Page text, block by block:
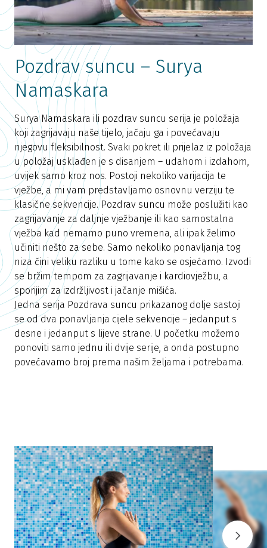
Pozdrav suncu – Surya
Namaskara
Surya Namaskara ili pozdrav suncu serija je položaja
koji zagrijavaju naše tijelo, jačaju ga i povećavaju
njegovu fleksibilnost. Svaki pokret ili prijelaz iz položaja
u položaj usklađen je s disanjem – udahom i izdahom,
uvijek samo kroz nos. Postoji nekoliko varijacija te
vježbe, a mi vam predstavljamo osnovnu verziju te
klasične sekvencije. Pozdrav suncu može poslužiti kao
zagrijavanje za daljnje vježbanje ili kao samostalna
vježba kad nemamo puno vremena, ali ipak želimo
učiniti nešto za sebe. Samo nekoliko ponavljanja tog
niza čini veliku razliku u tome kako se osjećamo. Izvodi
se bržim tempom za zagrijavanje i kardiovježbu, a
sporijim za izdržljivost i jačanje mišića.
Jedna serija Pozdrava suncu prikazanog dolje sastoji
se od dva ponavljanja cijele sekvencije – jedanput s
desne i jedanput s lijeve strane. U početku možemo
ponoviti samo jednu ili dvije serije, a onda postupno
povećavamo broj prema našim željama i potrebama.